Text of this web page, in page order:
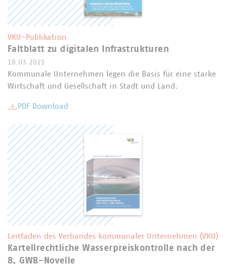
VKU-Publikation
Faltblatt zu digitalen Infrastrukturen
18.03.2021
Kommunale Unternehmen legen die Basis für eine starke
Wirtschaft und Gesellschaft in Stadt und Land.
PDF Download
Leitfaden des Verbandes kommunaler Unternehmen (VKU)
Kartellrechtliche Wasserpreiskontrolle nach der
8. GWB-Novelle